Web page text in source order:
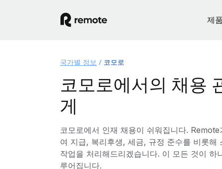
제
국가별 정보 코모로
코모로에서의 채용
게
코모로에서 인재 채용이 쉬워집니다.
여 지급, 복리후생, 세금, 규정 준수를 비롯해
작업을 처리해드리겠습니다. 이 모든 것이 하
루어집니다.